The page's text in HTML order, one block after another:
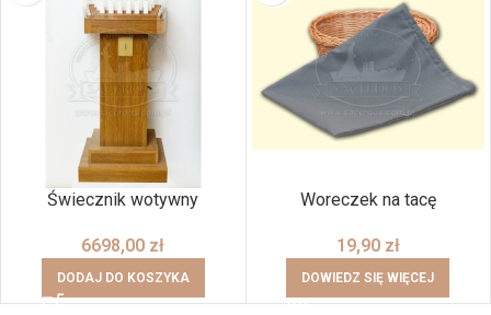
Świecznik wotywny
6698,00 zł
DODAJ DO KOSZYKA
Woreczek na tacę
19,90 zł
DOWIEDZ SIĘ WIĘCEJ